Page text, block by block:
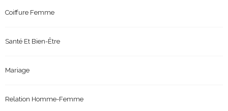
Coiffure Femme
Santé Et Bien-Être
Mariage
Relation Homme-Femme